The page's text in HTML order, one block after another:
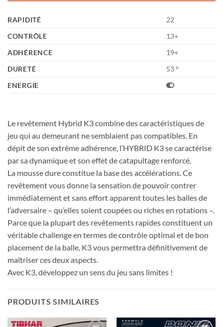
RAPIDITÉ
22
CONTRÔLE
13+
ADHÉRENCE
19+
DURETÉ
53 °
ENERGIE
Le revêtement Hybrid K3 combine des caractéristiques de
jeu qui au demeurant ne semblaient pas compatibles. En
dépit de son extrême adhérence, l’HYBRID K3 se caractérise
par sa dynamique et son effet de catapultage renforcé.
La mousse dure constitue la base des accélérations. Ce
revêtement vous donne la sensation de pouvoir contrer
immédiatement et sans effort apparent toutes les balles de
l’adversaire – qu’elles soient coupées ou riches en rotations –.
Parce que la plupart des revêtements rapides constituent un
véritable challenge en termes de contrôle optimal et de bon
placement de la balle, K3 vous permettra définitivement de
maîtriser ces deux aspects.
Avec K3, développez un sens du jeu sans limites !
PRODUITS SIMILAIRES